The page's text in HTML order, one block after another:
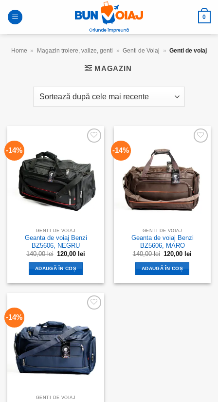
0
Home » Magazin trolere, valize, genti » Genti de Voiaj » Genti de voiaj
MAGAZIN
-14%
GENTI DE VOIAJ
Geanta de voiaj Benzi
BZ5606, NEGRU
140,00lei Prețul
a
fost:
140,00 lei.
120,00 lei
ADAUGĂ ÎN COȘ
-14%
GENTI DE VOIAJ
Geanta de voiaj Benzi
BZ5606, MARO
140,00lei Prețul
a
fost:
140,00 lei.
120,00 lei
ADAUGĂ ÎN COȘ
-14%
GENTI DE VOIAJ